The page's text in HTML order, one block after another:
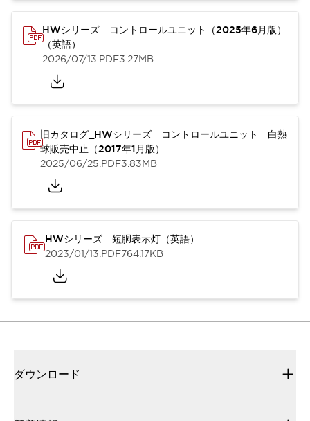
HWシリーズ コントロールユニット（2025年6月版）
（英語）
2026/07/13.PDF3.27MB
旧カタログ_HWシリーズ コントロールユニット 白熱
球販売中止（2017年1月版）
2025/06/25.PDF3.83MB
HWシリーズ 短胴表示灯（英語）
2023/01/13.PDF764.17KB
ダウンロード